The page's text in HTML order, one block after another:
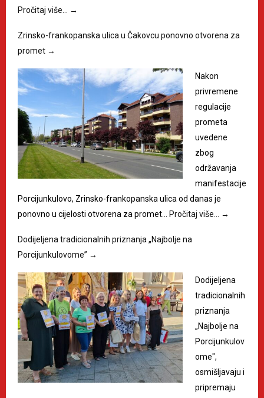
Pročitaj više…
→
Zrinsko-frankopanska ulica u Čakovcu ponovno otvorena za
promet →
Nakon
privremene
regulacije
prometa
uvedene
zbog
održavanja
manifestacije
Porcijunkulovo, Zrinsko-frankopanska ulica od danas je
ponovno u cijelosti otvorena za promet…
Pročitaj više… →
Dodijeljena tradicionalnih priznanja „Najbolje na
Porcijunkulovome” →
Dodijeljena
tradicionalnih
priznanja
„Najbolje na
Porcijunkulov
ome",
osmišljavaju i
pripremaju